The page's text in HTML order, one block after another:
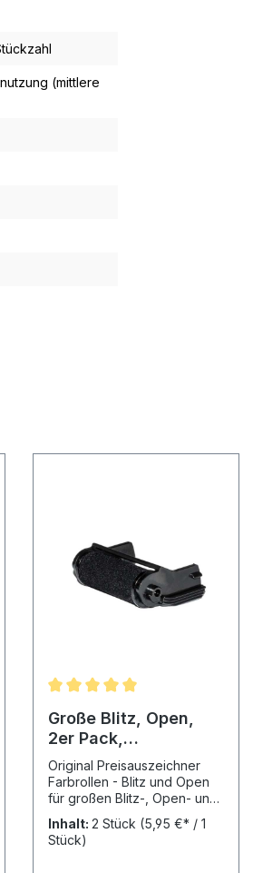
(mittlere
Große Blitz, Open,
2er Pack,
Preisauszeichner
Farbrollen
Original Preisauszeichner
Farbrollen - Blitz und Open
für großen Blitz-, Open- und
Sprinter Preisauszeichner (im
2er Blisterpack)
Produktspezifikation:
Inhalt: 2 Stück (5,95 €* / 1
Stück)